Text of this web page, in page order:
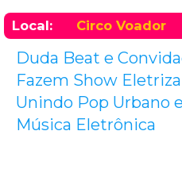
Local: Circo Voador
Duda Beat e
Fazem Show
Unindo Pop Urbano
Música Eletrônica